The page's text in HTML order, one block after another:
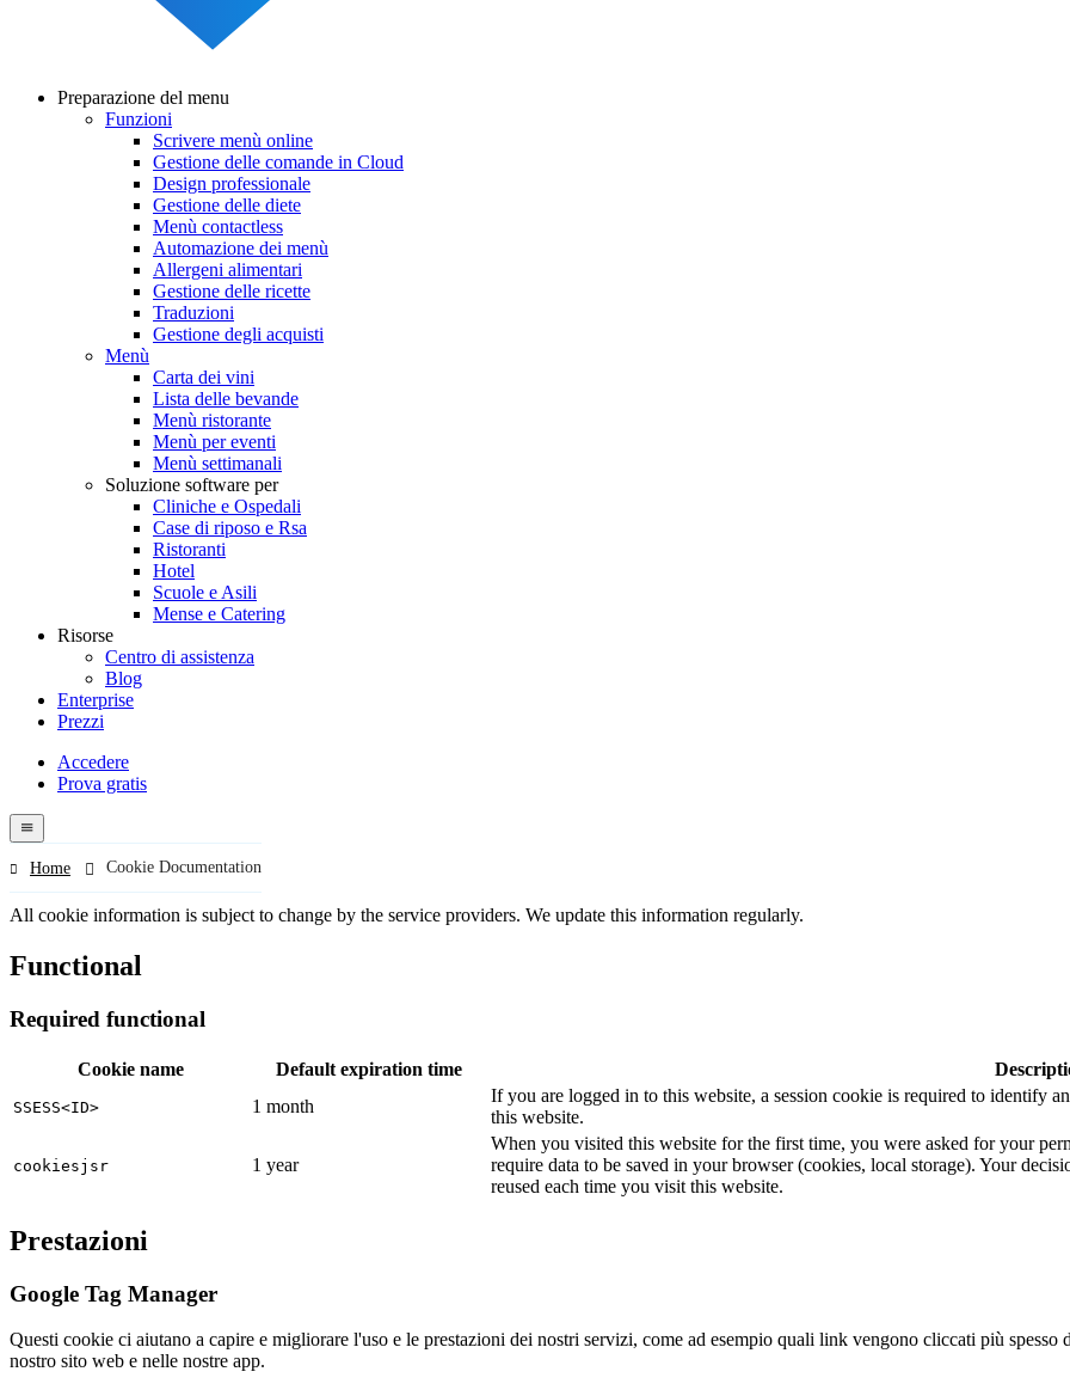
navigation
Preparazione del menu
Funzioni
Scrivere menù online
Gestione delle comande in Cloud
Design professionale
Gestione delle diete
Menù contactless
Automazione dei menù
Allergeni alimentari
Gestione delle ricette
Traduzioni
Gestione degli acquisti
Menù
Carta dei vini
Lista delle bevande
Menù ristorante
Menù per eventi
Menù settimanali
Soluzione software per
Cliniche e Ospedali
Case di riposo e Rsa
Ristoranti
Hotel
Scuole e Asili
Mense e Catering
Risorse
Centro di assistenza
Blog
Enterprise
Prezzi
Menutech
navigation
Accedere
Prova gratis
menu
Home Cookie Documentation
All cookie information is subject to change by the service providers. We update this information regularly.
Functional
Required functional
Cookie name Default expiration time
SSESS<ID> 1 month
If you are logged in to this website, a session cookie is required to identify
this website.
cookiesjsr 1 year
When you visited this website for the first time, you were asked for your
require data to be saved in your browser (cookies, local storage). Your
reused each time you visit this website.
Prestazioni
Google Tag Manager
Questi cookie ci aiutano a capire e migliorare l'uso e le prestazioni dei nostri servizi, come ad esempio quali link vengono cliccati più
nostro sito web e nelle nostre app.